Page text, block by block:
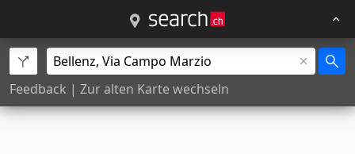
Feedback | Zur alten Karte wechseln